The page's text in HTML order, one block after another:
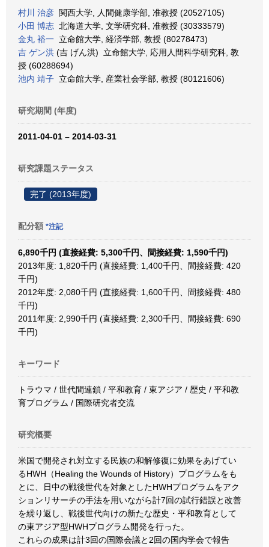
村川 治彦 関西大学, 人間健康学部, 准教授 (20527105)
小田 博志 北海道大学, 文学研究科, 准教授 (30333579)
金丸 裕一 立命館大学, 経済学部, 教授 (80278473)
吉 ゲン洪 (吉 げん洪) 立命館大学, 応用人間科学研究科, 教
授 (60288694)
池内 靖子 立命館大学, 産業社会学部, 教授 (80121606)
研究期間 (年度)
2011-04-01 – 2014-03-31
研究課題ステータス
完了 (2013年度)
配分額 *注記
6,890千円 (直接経費: 5,300千円、間接経費: 1,590千円)
2013年度: 1,820千円 (直接経費: 1,400千円、間接経費: 420
千円)
2012年度: 2,080千円 (直接経費: 1,600千円、間接経費: 480
千円)
2011年度: 2,990千円 (直接経費: 2,300千円、間接経費: 690
千円)
キーワード
トラウマ / 世代間連鎖 / 平和教育 / 東アジア / 歴史 / 平和教
育プログラム / 国際研究者交流
研究概要
米国で開発され対立する民族の和解修復に効果をあげてい
るHWH（Healing the Wounds of History）プログラムをも
とに、日中の戦後世代を対象としたHWHプログラムをアク
ションリサーチの手法を用いながら計7回の試行錯誤と改善
を繰り返し、戦後世代向けの新たな歴史・平和教育として
の東アジア型HWHプログラム開発を行った。
これらの成果は計3回の国際会議と2回の国内学会で報告